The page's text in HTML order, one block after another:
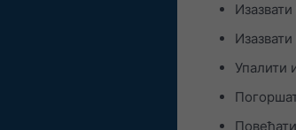
Упалити